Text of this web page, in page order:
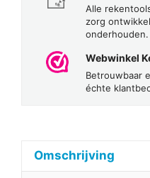
Alle
zorg
onderhouden.
Webwinkel
Betrouwbaar
échte
Omschrijving